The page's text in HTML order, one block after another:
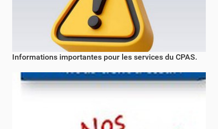
Informations importantes pour les services du CPAS.